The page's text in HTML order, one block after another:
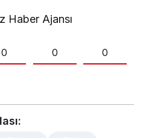
Haber Ajansı
0 0 0